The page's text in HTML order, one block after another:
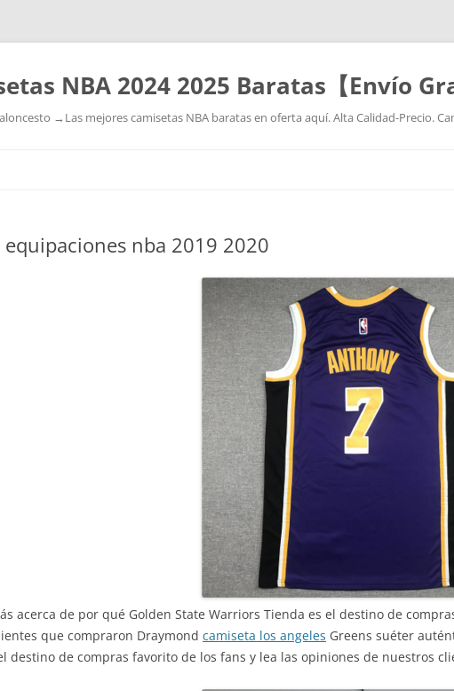
NBA 2024 2025 Baratas【Envío
→Las mejores camisetas NBA baratas en oferta aquí. Alta Calidad-Precio.
equipaciones nba 2019 2020
acerca de por qué Golden State Warriors Tienda es el destino de
que compraron Draymond camiseta los angeles Greens suéter
destino de compras favorito de los fans y lea las opiniones de nuestros